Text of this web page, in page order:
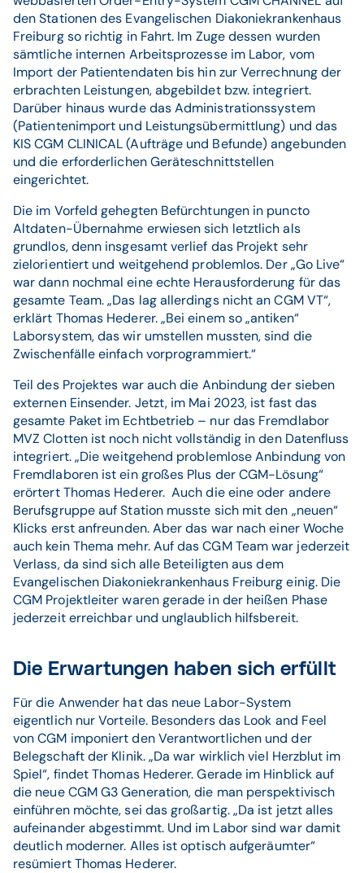
den Stationen des Evangelischen Diakoniekrankenhaus
Freiburg so richtig in Fahrt. Im Zuge dessen wurden
sämtliche internen Arbeitsprozesse im Labor, vom
Import der Patientendaten bis hin zur Verrechnung der
erbrachten Leistungen, abgebildet bzw. integriert.
Darüber hinaus wurde das Administrationssystem
(Patientenimport und Leistungsübermittlung) und das
KIS CGM CLINICAL (Aufträge und Befunde) angebunden
und die erforderlichen Geräteschnittstellen
eingerichtet.
Die im Vorfeld gehegten Befürchtungen in puncto
Altdaten-Übernahme erwiesen sich letztlich als
grundlos, denn insgesamt verlief das Projekt sehr
zielorientiert und weitgehend problemlos. Der „Go Live“
war dann nochmal eine echte Herausforderung für das
gesamte Team. „Das lag allerdings nicht an CGM VT“,
erklärt Thomas Hederer. „Bei einem so „antiken“
Laborsystem, das wir umstellen mussten, sind die
Zwischenfälle einfach vorprogrammiert.“
Teil des Projektes war auch die Anbindung der sieben
externen Einsender. Jetzt, im Mai 2023, ist fast das
gesamte Paket im Echtbetrieb – nur das Fremdlabor
MVZ Clotten ist noch nicht vollständig in den Datenfluss
integriert. „Die weitgehend problemlose Anbindung von
Fremdlaboren ist ein großes Plus der CGM-Lösung“
erörtert Thomas Hederer. Auch die eine oder andere
Berufsgruppe auf Station musste sich mit den „neuen“
Klicks erst anfreunden. Aber das war nach einer Woche
auch kein Thema mehr. Auf das CGM Team war jederzeit
Verlass, da sind sich alle Beteiligten aus dem
Evangelischen Diakoniekrankenhaus Freiburg einig. Die
CGM Projektleiter waren gerade in der heißen Phase
jederzeit erreichbar und unglaublich hilfsbereit.
Die Erwartungen haben sich erfüllt
Für die Anwender hat das neue Labor-System
eigentlich nur Vorteile. Besonders das Look and Feel
von CGM imponiert den Verantwortlichen und der
Belegschaft der Klinik. „Da war wirklich viel Herzblut im
Spiel“, findet Thomas Hederer. Gerade im Hinblick auf
die neue CGM G3 Generation, die man perspektivisch
einführen möchte, sei das großartig. „Da ist jetzt alles
aufeinander abgestimmt. Und im Labor sind war damit
deutlich moderner. Alles ist optisch aufgeräumter“
resümiert Thomas Hederer.